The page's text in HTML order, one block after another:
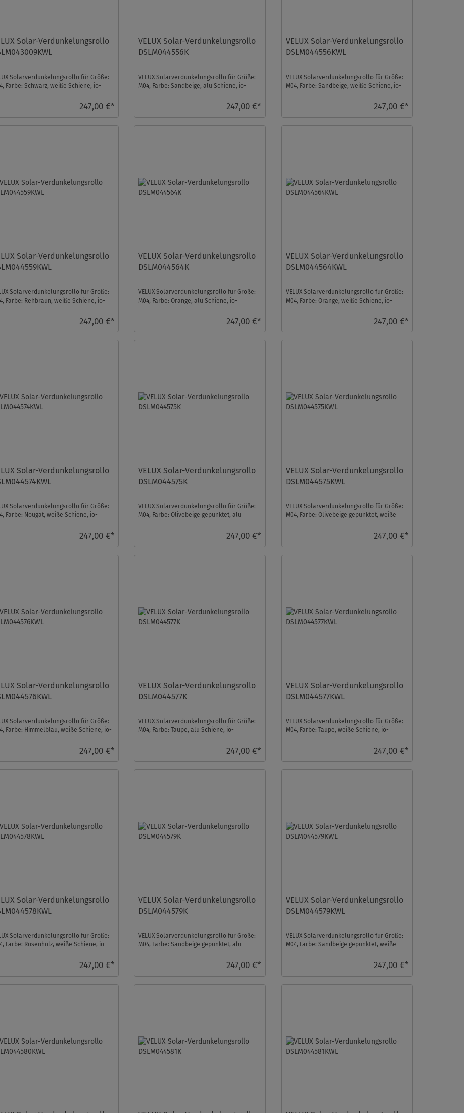
Solar-Verdunkelungsrollo
Solarverdunkelungsrollo für Größe:
Farbe: Schwarz, weiße Schiene, io-
247,00 €*
VELUX Solar-Verdunkelungsrollo
DSLM044556K
VELUX Solarverdunkelungsrollo für Größe:
M04, Farbe: Sandbeige, alu Schiene, io-
247,00 €*
VELUX Solar-Verdunkelungsrollo
DSLM044556KWL
VELUX Solarverdunkelungsrollo für Größe:
M04, Farbe: Sandbeige, weiße Schiene, io-
247,00 €*
Solar-Verdunkelungsrollo
Solarverdunkelungsrollo für Größe:
Farbe: Rehbraun, weiße Schiene, io-
247,00 €*
VELUX Solar-Verdunkelungsrollo
DSLM044564K
VELUX Solarverdunkelungsrollo für Größe:
M04, Farbe: Orange, alu Schiene, io-
247,00 €*
VELUX Solar-Verdunkelungsrollo
DSLM044564KWL
VELUX Solarverdunkelungsrollo für Größe:
M04, Farbe: Orange, weiße Schiene, io-
247,00 €*
Solar-Verdunkelungsrollo
Solarverdunkelungsrollo für Größe:
Farbe: Nougat, weiße Schiene, io-
247,00 €*
VELUX Solar-Verdunkelungsrollo
DSLM044575K
VELUX Solarverdunkelungsrollo für Größe:
M04, Farbe: Olivebeige gepunktet, alu
247,00 €*
VELUX Solar-Verdunkelungsrollo
DSLM044575KWL
VELUX Solarverdunkelungsrollo für Größe:
M04, Farbe: Olivebeige gepunktet, weiße
247,00 €*
Solar-Verdunkelungsrollo
Solarverdunkelungsrollo für Größe:
Farbe: Himmelblau, weiße Schiene, io-
247,00 €*
VELUX Solar-Verdunkelungsrollo
DSLM044577K
VELUX Solarverdunkelungsrollo für Größe:
M04, Farbe: Taupe, alu Schiene, io-
247,00 €*
VELUX Solar-Verdunkelungsrollo
DSLM044577KWL
VELUX Solarverdunkelungsrollo für Größe:
M04, Farbe: Taupe, weiße Schiene, io-
247,00 €*
Solar-Verdunkelungsrollo
Solarverdunkelungsrollo für Größe:
Farbe: Rosenholz, weiße Schiene, io-
247,00 €*
VELUX Solar-Verdunkelungsrollo
DSLM044579K
VELUX Solarverdunkelungsrollo für Größe:
M04, Farbe: Sandbeige gepunktet, alu
247,00 €*
VELUX Solar-Verdunkelungsrollo
DSLM044579KWL
VELUX Solarverdunkelungsrollo für Größe:
M04, Farbe: Sandbeige gepunktet, weiße
247,00 €*